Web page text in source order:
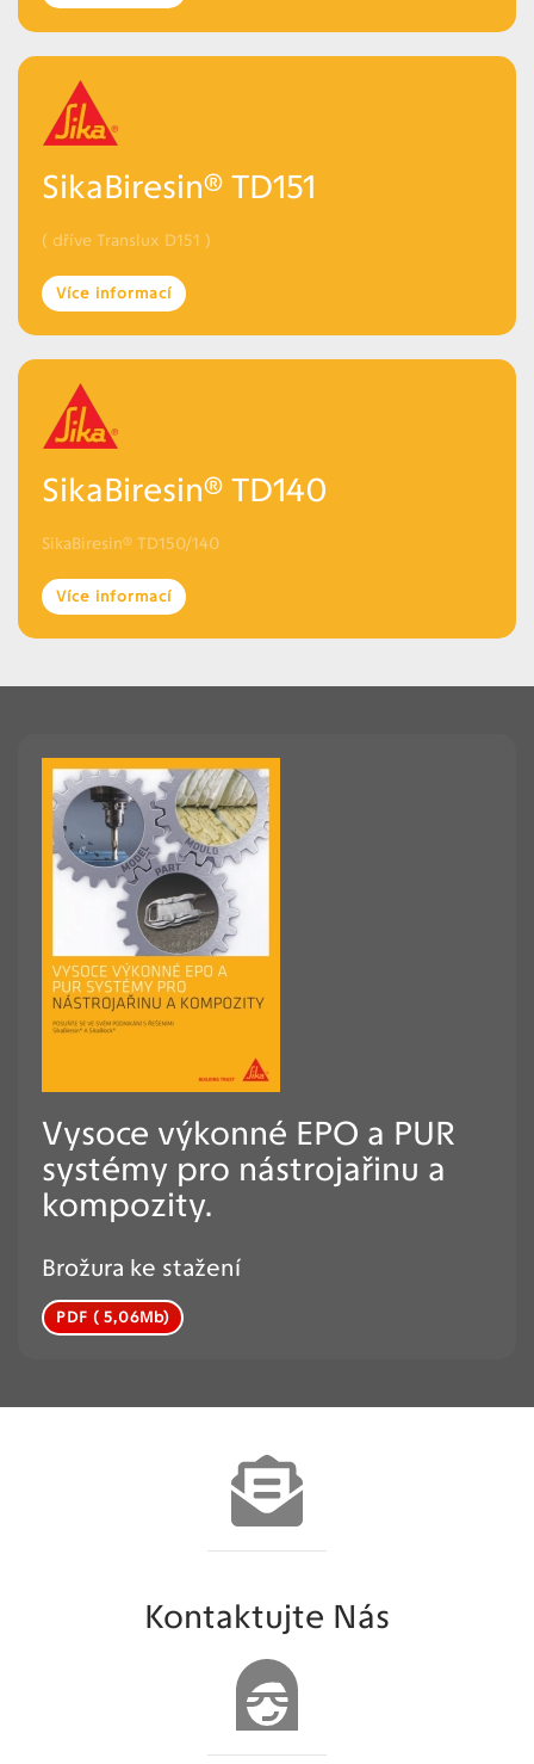
SikaBiresin® TD151
( dříve Translux D151 )
Více informací
SikaBiresin® TD140
SikaBiresin® TD150/140
Více informací
Vysoce výkonné EPO a PUR
systémy pro nástrojařinu a
kompozity.
Brožura ke stažení
PDF ( 5,06Mb)
Kontaktujte Nás